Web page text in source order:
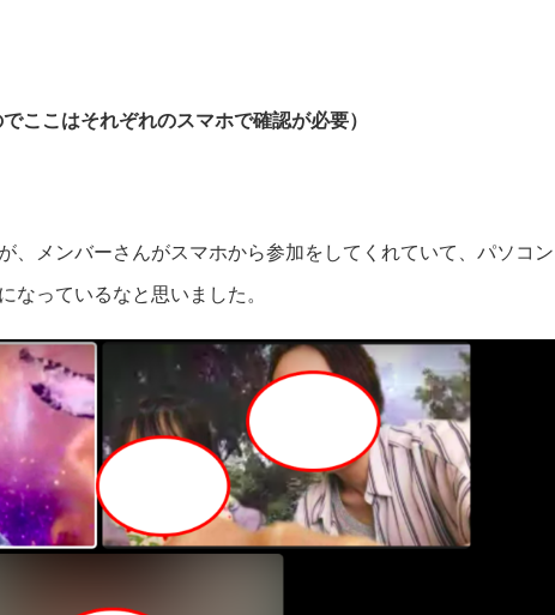
ここはそれぞれのスマホで確認が必要）
、メンバーさんがスマホから参加をしてくれていて、パソコン
なっているなと思いました。